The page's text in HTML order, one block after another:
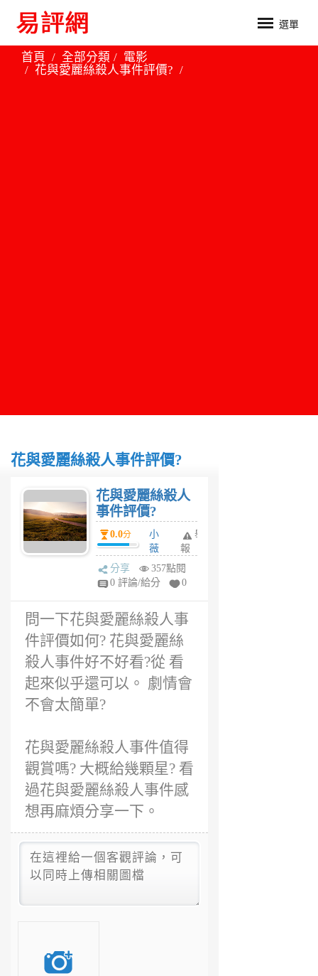
選單
首頁 全部分類
電影
花與愛麗絲殺人事件評價?
花與愛麗絲殺人事件評價?
花與愛麗絲殺人
事件評價?
0.0分
小
薇
兒
1
舉
報
分享
357點閱
0 評論/給分
0
問一下花與愛麗絲殺人事
件評價如何? 花與愛麗絲
殺人事件好不好看?從 看
起來似乎還可以。 劇情會
不會太簡單?
花與愛麗絲殺人事件值得
觀賞嗎? 大概給幾顆星? 看
過花與愛麗絲殺人事件感
想再麻煩分享一下。